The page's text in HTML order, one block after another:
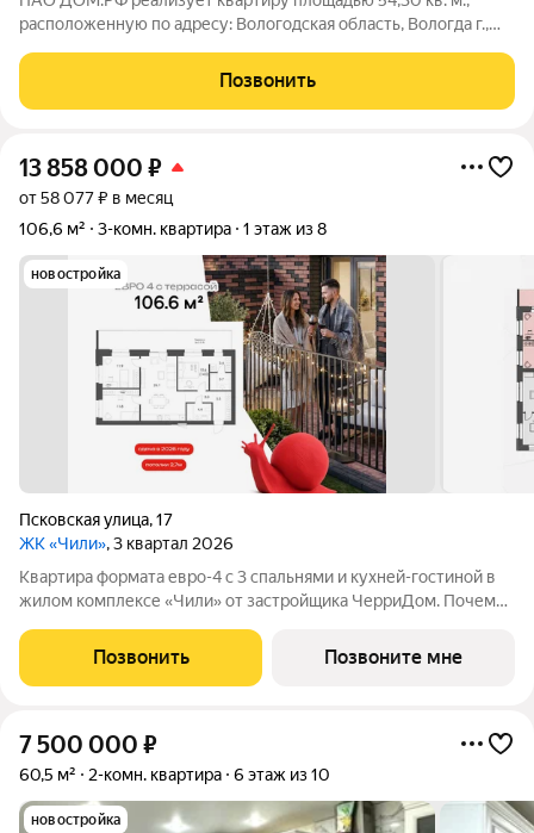
расположенную по адресу: Вологодская область, Вологда г.,
(юридическое лицо). Кадастровый номер объекта
недвижимости: 35:24:0203003:407
Позвонить
13 858 000 ₽
от 58 077 ₽ в месяц
106,6 м²
3-комн. квартира 1 этаж из 8
новостройка
Псковская улица,17
ЖК «Чили», 3 квартал 2026
Квартира формата евро-4 с 3 спальнями и кухней-гостиной в
жилом комплексе «Чили» от застройщика ЧерриДом. Почему
прогулок рядом с домом - на закрытой территории двора с
детским лабиринтом,
Позвонить Позвоните мне
7 500 000 ₽
60,5 м² 2-комн. квартира 6 этаж из 10
новостройка